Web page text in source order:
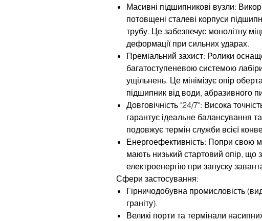
Масивні підшипникові вузли:
потовщені сталеві корпуси
трубу. Це забезпечує монолітну
деформації при сильних ударах.
Преміальний захист: Ролики
багатоступеневою системою
ущільнень. Це мінімізує опір
підшипник від води, абразивного
Довговічність "24/7": Висока
гарантує ідеальне балансування
подовжує термін служби всієї
Енергоефективність: Попри свою
мають низький стартовий опір, що
електроенергію при запуску
Сфери застосування:
Гірничодобувна промисловість
граніту).
Великі порти та термінали